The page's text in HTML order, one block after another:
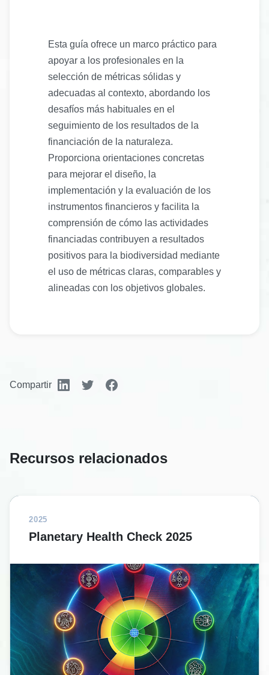
Esta guía ofrece un marco práctico para
apoyar a los profesionales en la
selección de métricas sólidas y
adecuadas al contexto, abordando los
desafíos más habituales en el
seguimiento de los resultados de la
financiación de la naturaleza.
Proporciona orientaciones concretas
para mejorar el diseño, la
implementación y la evaluación de los
instrumentos financieros y facilita la
comprensión de cómo las actividades
financiadas contribuyen a resultados
positivos para la biodiversidad mediante
el uso de métricas claras, comparables y
alineadas con los objetivos globales.
Compartir
Recursos relacionados
2025
Planetary Health Check 2025